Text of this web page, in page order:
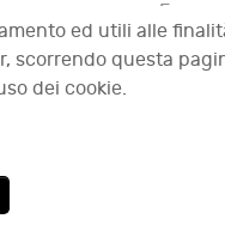
d'impresa. Tutti i diritti
ed utili alle
questa
dei cookie.